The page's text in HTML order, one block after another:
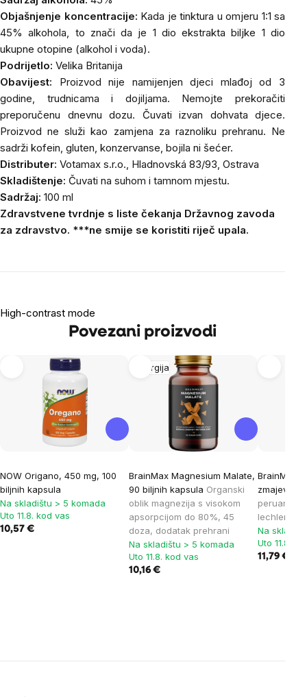
Objašnjenje koncentracije: Kada je tinktura u omjeru 1:1 sa
45% alkohola, to znači da je 1 dio ekstrakta biljke 1 dio
ukupne otopine (alkohol i voda).
Podrijetlo: Velika Britanija
Obavijest:
Proizvod nije namijenjen djeci mlađoj od 3
godine, trudnicama i dojiljama. Nemojte prekoračiti
preporučenu dnevnu dozu. Čuvati izvan dohvata djece.
Proizvod ne služi kao zamjena za raznoliku prehranu. Ne
sadrži kofein, gluten, konzervanse, bojila ni šećer.
Distributer: Votamax s.r.o., Hladnovská 83/93, Ostrava
Skladištenje: Čuvati na suhom i tamnom mjestu.
Sadržaj: 100 ml
Zdravstvene tvrdnje s liste čekanja Državnog zavoda
za zdravstvo. ***ne smije se koristiti riječ upala.
High-contrast mode
Povezani proizvodi
NOW Origano, 450 mg, 100
biljnih kapsula
Na skladištu > 5 komada
Uto 11.8. kod vas
10,57 €
Energija
BrainMax Magnesium Malate,
90 biljnih kapsula Organski
oblik magnezija s visokom
apsorpcijom do 80%, 45
doza, dodatak prehrani
Na skladištu > 5 komada
Uto 11.8. kod vas
10,16 €
BrainMax
zmajeva
lechleri,
Na
Uto 11.8.
11,79 €